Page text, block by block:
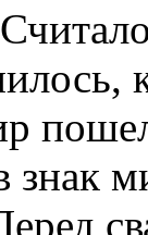
знак